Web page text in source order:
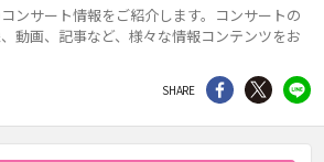
ンサート情報をご紹介します。コンサートの
動画、記事など、様々な情報コンテンツをお
SHARE シェア Twitter